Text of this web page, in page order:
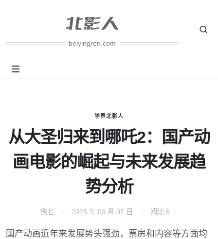
beiyingren.com
学界北影人
从大圣归来到哪吒2：国产动
画电影的崛起与未来发展趋
势分析
佚名 2025 年 03 月 07 日 阅读 6
国产动画近年来发展势头强劲，票房和内容等方面均